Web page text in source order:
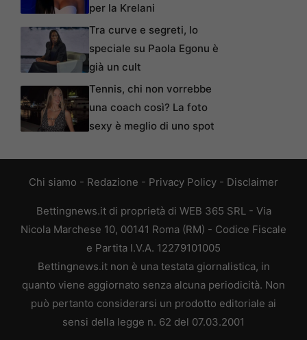
per la Krelani
Tra curve e segreti, lo
speciale su Paola Egonu è
già un cult
Tennis, chi non vorrebbe
una coach così? La foto
sexy è meglio di uno spot
Chi siamo - Redazione - Privacy Policy - Disclaimer
Bettingnews.it di proprietà di WEB 365 SRL - Via
Nicola Marchese 10, 00141 Roma (RM) - Codice Fiscale
e Partita I.V.A. 12279101005
Bettingnews.it non è una testata giornalistica, in
quanto viene aggiornato senza alcuna periodicità. Non
può pertanto considerarsi un prodotto editoriale ai
sensi della legge n. 62 del 07.03.2001